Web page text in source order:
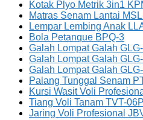
Kotak Plyo Metrik 3in1
Matras Senam Lantai
Lempar Lembing Anak
Bola Petanque BPQ-3
Galah Lompat Galah
Galah Lompat Galah
Galah Lompat Galah
Palang Tunggal Senam
Kursi Wasit Voli
Tiang Voli Tanam TVT-06P
Jaring Voli Profesional